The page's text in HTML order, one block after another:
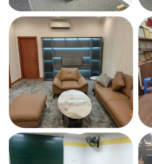
Số lượng hàng có sẵn giao
phẩm làm theo yêu cầu thời
khi nhận đặt cọc.
Hướng dẫn sử dụng và lắp
mua lẻ ở xa.
Tư vấn thiết kế và setup văn
Đội ngũ nhân viên tư vấn